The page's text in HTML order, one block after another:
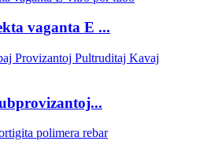
vaganta E ...